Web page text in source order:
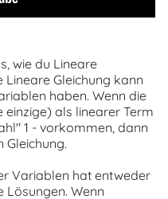
wie du Lineare
Lineare Gleichung kann
haben. Wenn die
einzige) als linearer Term
1 - vorkommen, dann
Gleichung.
Variablen hat entweder
Lösungen. Wenn